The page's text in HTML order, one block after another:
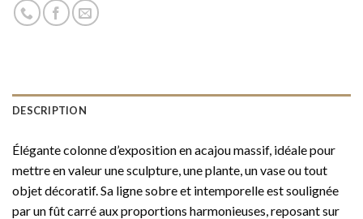
DESCRIPTION
Élégante colonne d’exposition en acajou massif, idéale pour
mettre en valeur une sculpture, une plante, un vase ou tout
objet décoratif. Sa ligne sobre et intemporelle est soulignée
par un fût carré aux proportions harmonieuses, reposant sur